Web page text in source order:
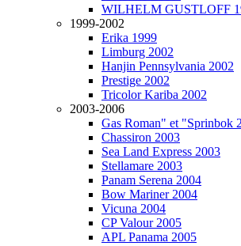
WILHELM GUSTLOFF
1999-2002
Erika 1999
Limburg 2002
Hanjin Pennsylvania 2002
Prestige 2002
Tricolor Kariba 2002
2003-2006
Gas Roman" et "Sprinbok
Chassiron 2003
Sea Land Express 2003
Stellamare 2003
Panam Serena 2004
Bow Mariner 2004
Vicuna 2004
CP Valour 2005
APL Panama 2005